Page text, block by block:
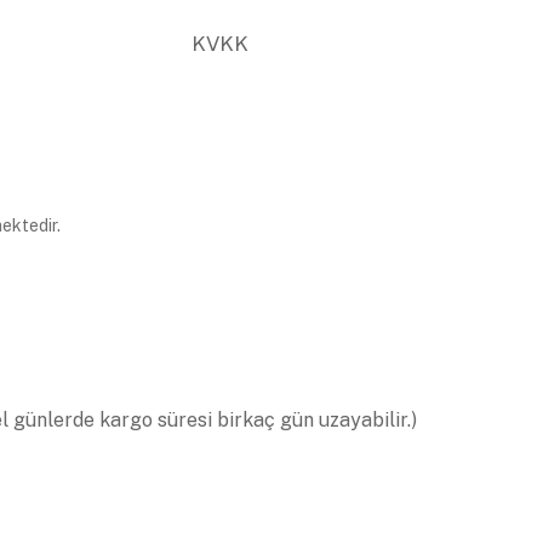
KVKK
günlerde kargo süresi birkaç gün uzayabilir.)